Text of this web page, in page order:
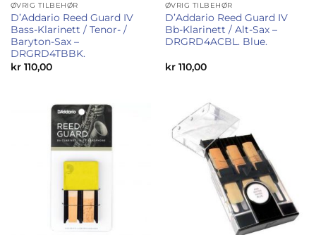
ØVRIG TILBEHØR
D’Addario Reed Guard IV
Bass-Klarinett / Tenor- /
Baryton-Sax –
DRGRD4TBBK.
kr110,00
ØVRIG TILBEHØR
D’Addario Reed Guard IV
Bb-Klarinett / Alt-Sax –
DRGRD4ACBL. Blue.
kr110,00